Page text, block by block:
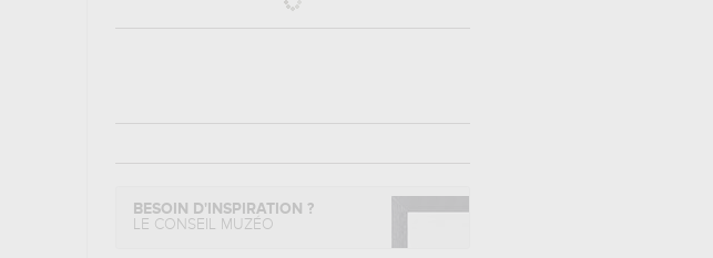
BESOIN D'INSPIRATION ?
LE CONSEIL MUZÉO